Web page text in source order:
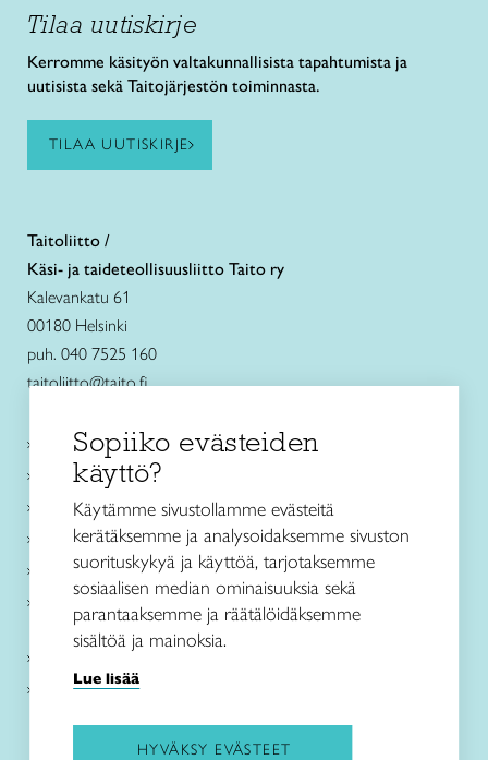
Tilaa uutiskirje
Kerromme käsityön valtakunnallisista tapahtumista ja
uutisista sekä Taitojärjestön toiminnasta.
TILAA UUTISKIRJE
Taitoliitto /
Käsi- ja taideteollisuusliitto Taito ry
Kalevankatu 61
00180 Helsinki
puh. 040 7525 160
taitoliitto@taito.fi
Käsityökurssit ja koulutus
Ajankohtaista
Käsityöohjeet
Me olemme Taito
Paikallinen toiminta
Verkkokaupat
Kirjaudu Arviin
Kirjaudu Taitocampukseen
Sopiiko evästeiden
käyttö?
Käytämme sivustollamme evästeitä
kerätäksemme ja analysoidaksemme sivuston
suorituskykyä ja käyttöä, tarjotaksemme
sosiaalisen median ominaisuuksia sekä
parantaaksemme ja räätälöidäksemme
sisältöä ja mainoksia.
Lue lisää
HYVÄKSY EVÄSTEET